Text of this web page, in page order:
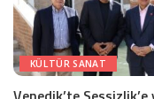
KÜLTÜR SANAT